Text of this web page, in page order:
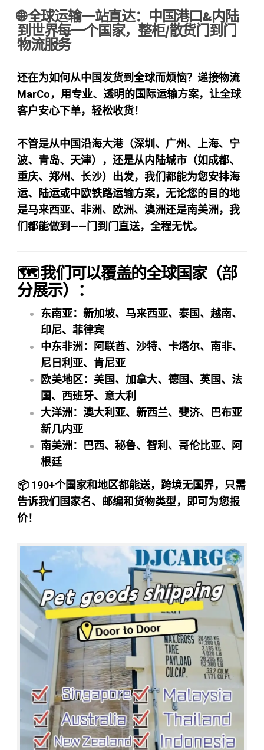
🌐 全球运输一站直达：中国港口&内陆
到世界每一个国家，整柜/散货门到门
物流服务
还在为如何从中国发货到全球而烦恼？递接物流
MarCo，用专业、透明的国际运输方案，让全球
客户安心下单，轻松收货！
不管是从中国沿海大港（深圳、广州、上海、宁
波、青岛、天津），还是从内陆城市（如成都、
重庆、郑州、长沙）出发，我们都能为您安排海
运、陆运或中欧铁路运输方案，无论您的目的地
是马来西亚、非洲、欧洲、澳洲还是南美洲，我
们都能做到——门到门直送，全程无忧。
🗺 我们可以覆盖的全球国家（部
分展示）：
东南亚：新加坡、马来西亚、泰国、越南、
印尼、菲律宾
中东非洲：阿联酋、沙特、卡塔尔、南非、
尼日利亚、肯尼亚
欧美地区：美国、加拿大、德国、英国、法
国、西班牙、意大利
大洋洲：澳大利亚、新西兰、斐济、巴布亚
新几内亚
南美洲：巴西、秘鲁、智利、哥伦比亚、阿
根廷
📦 190+个国家和地区都能送，跨境无国界，只需
告诉我们国家名、邮编和货物类型，即可为您报
价！